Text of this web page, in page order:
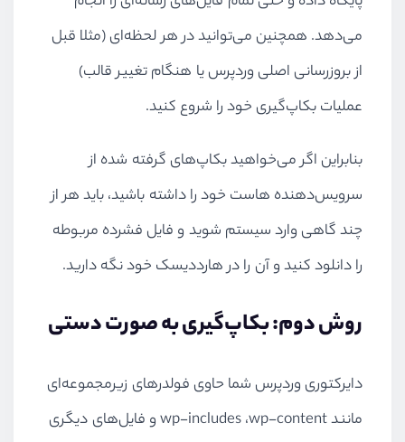
می‌دهد. همچنین می‌توانید در هر لحظه‌ای (مثلا قبل
از بروزرسانی اصلی وردپرس یا هنگام تغییر قالب)
عملیات بکاپ‌گیری خود را شروع کنید.
بنابراین اگر می‌خواهید بکاپ‌های گرفته شده از
سرویس‌دهنده هاست خود را داشته باشید، باید هر از
چند گاهی وارد سیستم شوید و فایل فشرده مربوطه
را دانلود کنید و آن را در هارددیسک خود نگه دارید.
روش دوم: بکاپ‌گیری به صورت دستی
دایرکتوری وردپرس شما حاوی فولدر‌های زیرمجموعه‌ای
مانندwp-content،wp-includesو فایل‌های دیگری